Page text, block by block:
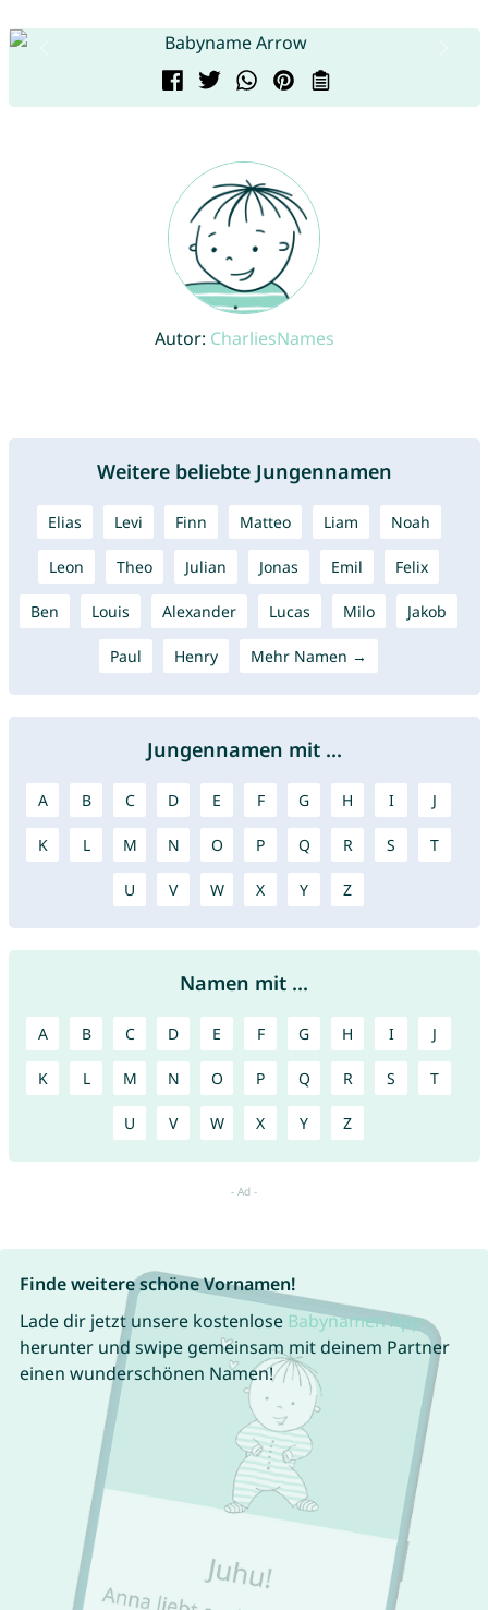
Autor: CharliesNames
Weitere beliebte Jungennamen
Elias Levi Finn Matteo Liam Noah
Leon Theo Julian Jonas Emil Felix
Ben Louis Alexander Lucas Milo Jakob
Paul Henry Mehr Namen →
Jungennamen mit ...
A B C D E F G H I J
K L M N O P Q R S T
U V W X Y Z
Namen mit ...
A B C D E F G H I J
K L M N O P Q R S T
U V W X Y Z
Finde weitere schöne Vornamen!
Lade dir jetzt unsere kostenlose Babynamen App
herunter und swipe gemeinsam mit deinem Partner
einen wunderschönen Namen!